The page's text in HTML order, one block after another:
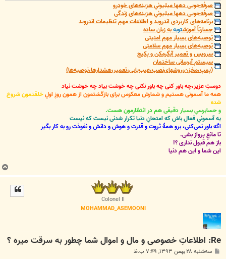
صرفه‌جویی دهها میلیونیِ هزینه‌های خودرو
صرفه‌جویی دهها میلیونیِ هزینه‌های زندگی
برنامه‌های کاربردی اندروید و اطلاعات مهمِ تنظیمات اندروید
جسارتاً آموزشتوبهبه زبان ساده
توصیه‌های بسیار مهم امنیتی
توصیه‌های بسیار مهم سلامتی
سرویس و تعمیر آبگرمکن و پکیج
سیستم آبرسانی ساختمان
(پمپ،مخزن،روشهای‌نصب،عیب‌یابی،تعمیر،هشدارها،توصیه‌ها)
دوستِ عزیز،چه باور کنی چه باور نکنی چه خوشت بیاد چه خوشت نیاد
همه ما آسمونی هستیم و شمارش معکوس برای بازگشتمون از همون روزِ اولِخلقتمون شروع
شده
و حسابرسیِ بسیار دقیقی هم در انتظارمون هست.
یه آسمونیِ فعال باش که امتحانِ دنیا تکرار شدنی نیست که نیست
اگه باور نمی‌کنی، برو همۀ ثروت و قدرت و هوش و دانش و نفوذت رو به کار بگیر
تا مانعِ پرواز بشی.
باز هم قبول نداری ؟!
این شما و این هم دنیا
ب
ا
Colonel II
MOHAMMAD_ASEMOONI
Re: اطلاعاتِ خصوصی و مال و اموال شما چطور به سرقت میره ؟
پ سه‌شنبه ۲۸ بهمن ۱۳۹۳, ۷:۴۹ ب.ظ